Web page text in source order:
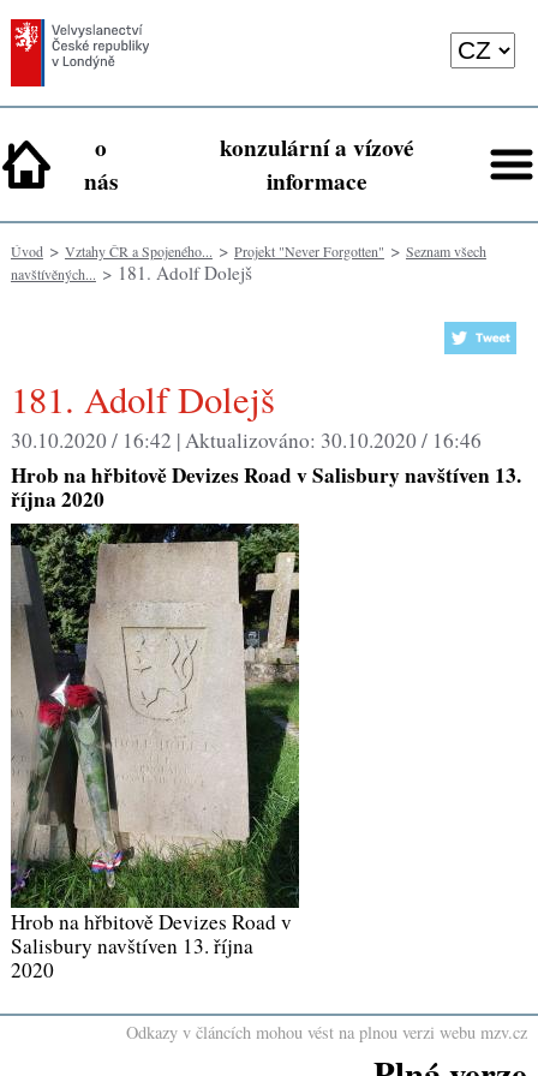
o
nás
konzulární a vízové
informace
Úvod> Vztahy ČR a Spojeného... > Projekt "Never Forgotten" > Seznam všech
navštívěných... > 181. Adolf Dolejš
181. Adolf Dolejš
30.10.2020 / 16:42 |Aktualizováno: 30.10.2020 / 16:46
Hrob na hřbitově Devizes Road v Salisbury navštíven 13.
října 2020
Hrob na hřbitově Devizes Road v
Salisbury navštíven 13. října
2020
Odkazy v článcích mohou vést na plnou verzi webu mzv.cz